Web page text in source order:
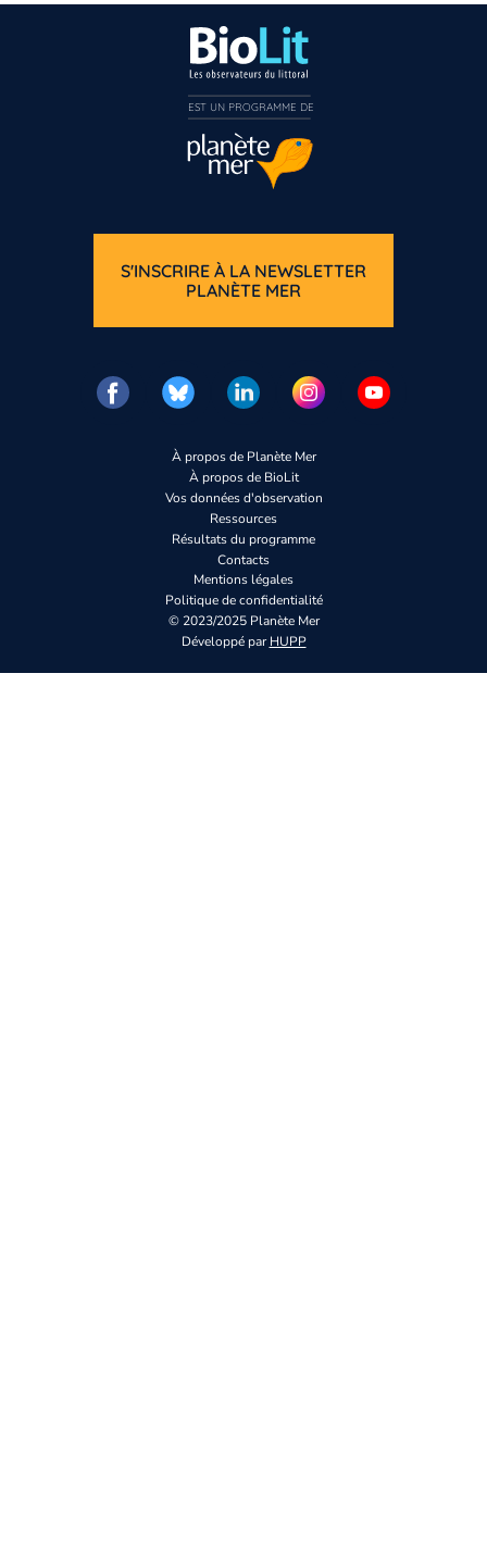
À propos de Planète Mer
À propos de BioLit
Vos données d'observation
Ressources
Résultats du programme
Contacts
Mentions légales
Politique de confidentialité
© 2023/2025 Planète Mer
Développé parHUPP
S'INSCRIRE À LA NEWSLETTER
PLANÈTE MER